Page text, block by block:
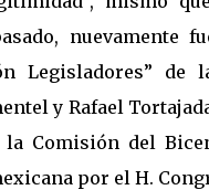
nuevamente
Legisladores” de
y Rafael
Comisión del
por el H.